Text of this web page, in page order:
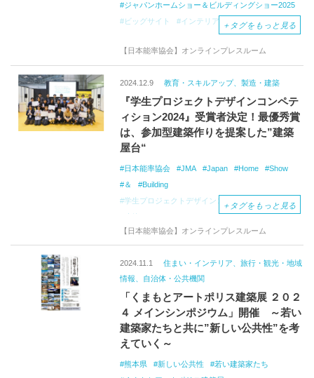
ジャパンホームショー＆ビルディングショー2025
ビッグサイト
インテリア 展示会
＋ タグをもっと見る
【日本能率協会】オンラインプレスルーム
2024.12.9 教育・スキルアップ、製造・建築
『学生プロジェクトデザインコンペテ
ィション2024』受賞者決定！最優秀賞
は、参加型建築作りを提案した”建築
屋台“
日本能率協会 JMA Japan Home
Show
＆
Building
学生プロジェクトデザインコンペティション
＋ タグをもっと見る
【日本能率協会】オンラインプレスルーム
2024.11.1
住まい・インテリア、旅行・観光・地域
情報、自治体・公共機関
「くまもとアートポリス建築展 ２０２
４ メインシンポジウム」開催 ～若い
建築家たちと共に”新しい公共性”を考
えていく～
熊本県 新しい公共性
若い建築家たち